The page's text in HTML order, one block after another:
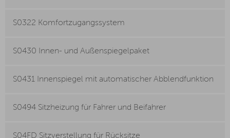
S0322 Komfortzugangssystem
S0430 Innen- und Außenspiegelpaket
S0431 Innenspiegel mit automatischer Abblendfunktion
S0494 Sitzheizung für Fahrer und Beifahrer
S04FD Sitzverstellung für Rücksitze